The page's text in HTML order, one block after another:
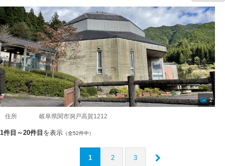
2
住所 岐阜県関市洞戸高賀1212
1件目～20件目 を表示 （全52件中）
1 2 3